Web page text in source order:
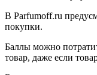
В Parfumoff.ru
покупки.
Баллы можно
товар, даже если